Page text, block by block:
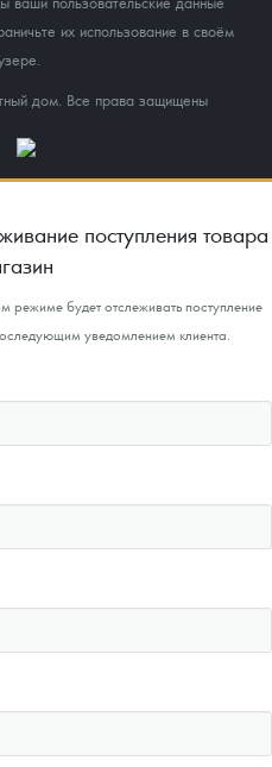
их использование в своём
дом. Все права защищены
поступления товара
режиме будет отслеживать поступление
уведомлением клиента.